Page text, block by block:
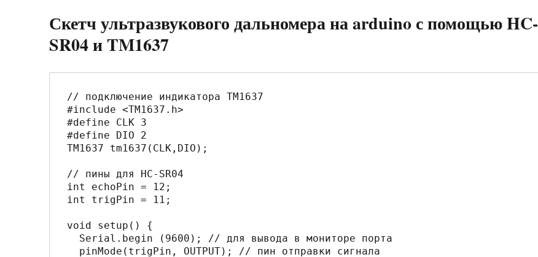
Скетч ультразвукового дальномера на arduino с помощью HC-
SR04 и TM1637
// подключение индикатора TM1637
#include <TM1637.h>
#define CLK 3
#define DIO 2
TM1637 tm1637(CLK,DIO);
// пины для HC-SR04
int echoPin = 12;
int trigPin = 11;
void setup() {